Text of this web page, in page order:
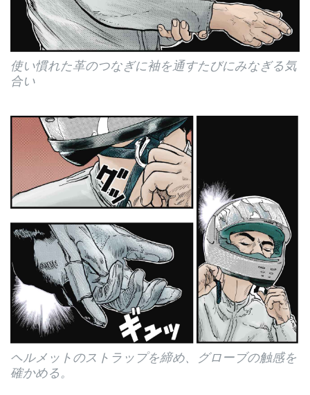
使い慣れた革のつなぎに袖を通すたびにみなぎる気
合い
ヘルメットのストラップを締め、グローブの触感を
確かめる。